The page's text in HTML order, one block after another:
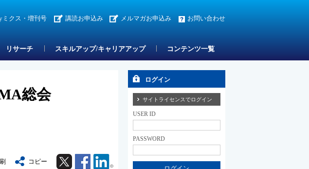
ミクス・増刊号 講読お申込み メルマガお申込み お問い合わせ
リサーチ スキルアップ/キャリアアップ コンテンツ一覧
総会
コピー Twitter Facebook
ログイン
サイトライセンスでログイン
USER ID
PASSWORD